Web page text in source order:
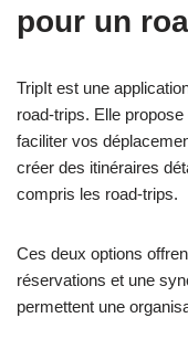
pour un
TripIt est une
road-trips. Elle
faciliter vos
créer des itinéraires
compris les road-trips.
Ces deux options
réservations et une
permettent une